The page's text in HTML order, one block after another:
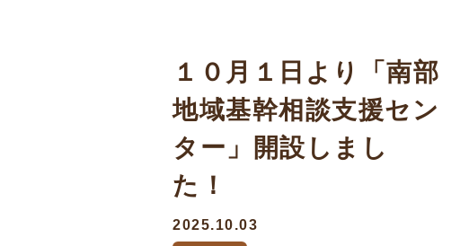
１０月１日より「南部
地域基幹相談支援セン
ター」開設しまし
た！
2025.10.03